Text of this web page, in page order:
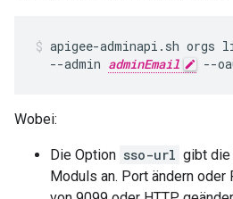
apigee-adminapi.sh
  --admin
adminEmail --
Wobei:
Die Option sso-url gibt die
Moduls an. Port ändern